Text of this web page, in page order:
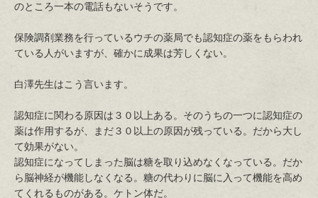
のところ一本の電話もないそうです。
保険調剤業務を行っているウチの薬局でも認知症の薬をもらわれ
ている人がいますが、確かに成果は芳しくない。
白澤先生はこう言います。
認知症に関わる原因は３０以上ある。そのうちの一つに認知症の
薬は作用するが、まだ３０以上の原因が残っている。だから大し
て効果がない。
認知症になってしまった脳は糖を取り込めなくなっている。だか
ら脳神経が機能しなくなる。糖の代わりに脳に入って機能を高め
てくれるものがある。ケトン体だ。